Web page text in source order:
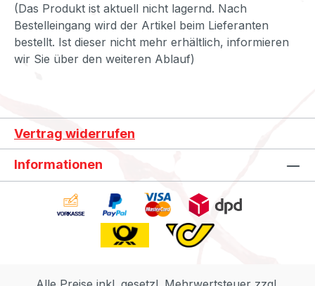
(Das Produkt ist aktuell nicht lagernd. Nach
Bestelleingang wird der Artikel beim Lieferanten
bestellt. Ist dieser nicht mehr erhältlich, informieren
wir Sie über den weiteren Ablauf)
Vertrag widerrufen
Informationen